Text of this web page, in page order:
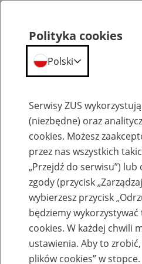
Emerytury
Baza
przekształconych
Polityka cookies
Polski
Serwisy ZUS
(niezbędne) oraz
cookies. Możesz
przez nas wszystkich
„Przejdź do serwisu”)
zgody (przycisk
wybierzesz przycisk
będziemy
cookies. W każdej chwili
ustawienia. Aby to
plików cookies” w stopce.